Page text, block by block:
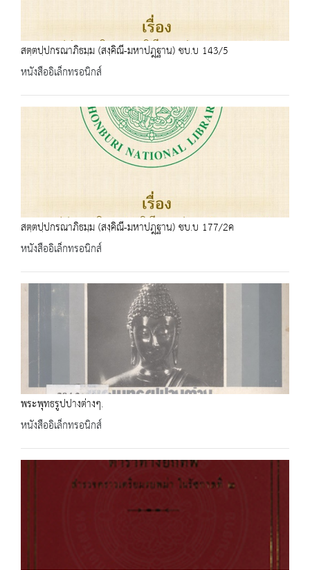
สตฺตปฺปกรณาภิธมฺม (สงฺคิณี-มหาปฎฺฐาน) ชบ.บ 143/5
หนังสืออิเล็กทรอนิกส์
สตฺตปฺปกรณาภิธมฺม (สงฺคิณี-มหาปฎฺฐาน) ชบ.บ 177/2ค
หนังสืออิเล็กทรอนิกส์
พระพุทธรูปปางต่างๆ.
หนังสืออิเล็กทรอนิกส์